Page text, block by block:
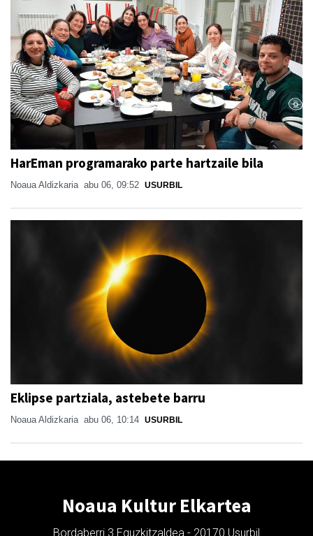
HarEman programarako parte hartzaile bila
Noaua Aldizkaria abu 06, 09:52 USURBIL
Eklipse partziala, astebete barru
Noaua Aldizkaria abu 06, 10:14 USURBIL
Noaua Kultur Elkartea
Bordaberri 3 Eguzkitzaldea - 20170 Usurbil